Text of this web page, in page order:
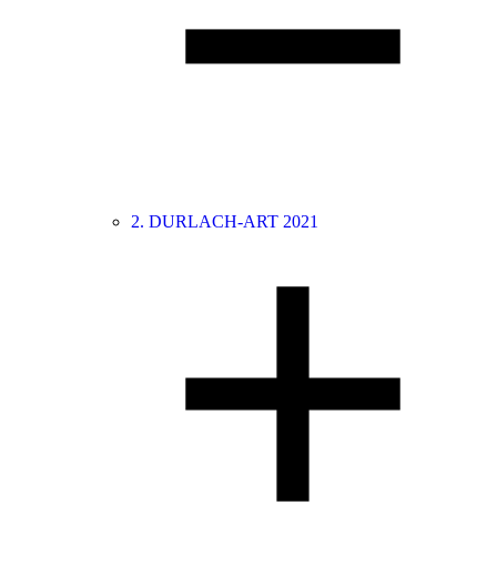
2. DURLACH-ART 2021